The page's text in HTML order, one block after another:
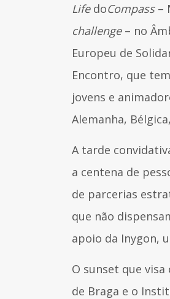
LifedoCompass–
challenge– no
Europeu de
Encontro, que
jovens e
Alemanha,
A tarde
a centena de
de parcerias
que não
apoio da Inygon,
O sunset que
de Braga e o